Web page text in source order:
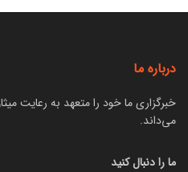
درباره ما
خبرگزاری ما خود را متعهد به رعایت
می‌داند.
ما را دنبال کنید